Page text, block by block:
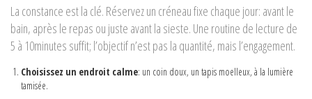
La constance est la clé. Réservez un créneau fixe chaque jour: avant le
bain, après le repas ou juste avant la sieste. Une routine de lecture de
5 à 10minutes suffit; l’objectif n’est pas la quantité, mais l’engagement.
Choisissez un endroit calme: un coin doux, un tapis moelleux, à la lumière
tamisée.